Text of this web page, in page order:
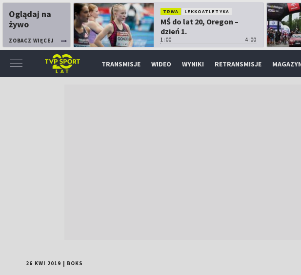
Oglądaj na
żywo
ZOBACZ WIĘCEJ
TRWA LEKKOATLETYKA
MŚ do lat 20, Oregon –
dzień 1.
1:00 4:00
TRANSMISJE WIDEO WYNIKI RETRANSMISJE
26 KWI 2019 BOKS